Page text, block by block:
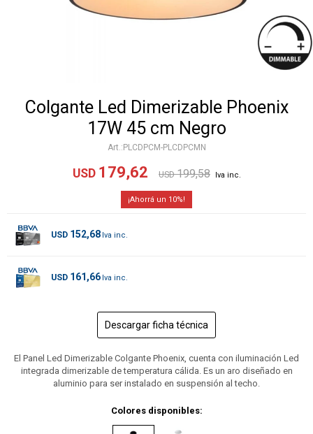
Colgante Led Dimerizable Phoenix
17W 45 cm Negro
PLCDPCM-PLCDPCMN
USD 179,62 USD 199,58
10
USD 152,68
USD 161,66
Descargar ficha técnica
El Panel Led Dimerizable Colgante Phoenix, cuenta con iluminación Led
integrada dimerizable de temperatura cálida. Es un aro diseñado en
aluminio para ser instalado en suspensión al techo.
Colores disponibles: